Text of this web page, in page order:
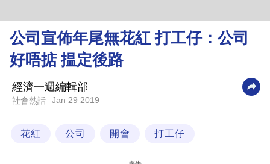
理
財
商
業
科
公司宣佈年尾無花紅 打工仔：公司
好唔掂 揾定後路
經濟一週編輯部
社會熱話 Jan 29 2019
花紅 公司 開會 打工仔